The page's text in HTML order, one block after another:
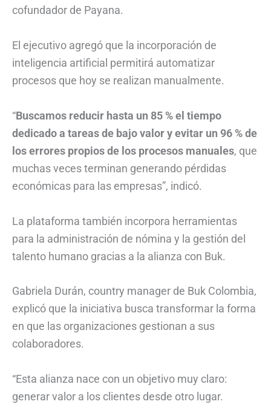
cofundador de Payana.
El ejecutivo agregó que la incorporación de
inteligencia artificial permitirá automatizar
procesos que hoy se realizan manualmente.
“Buscamos reducir hasta un 85 % el tiempo
dedicado a tareas de bajo valor y evitar un 96 % de
los errores propios de los procesos manuales, que
muchas veces terminan generando pérdidas
económicas para las empresas”, indicó.
La plataforma también incorpora herramientas
para la administración de nómina y la gestión del
talento humano gracias a la alianza con Buk.
Gabriela Durán, country manager de Buk Colombia,
explicó que la iniciativa busca transformar la forma
en que las organizaciones gestionan a sus
colaboradores.
“Esta alianza nace con un objetivo muy claro:
generar valor a los clientes desde otro lugar.